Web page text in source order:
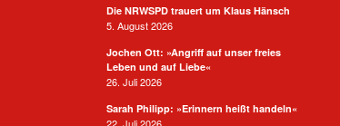
Die NRWSPD trauert um Klaus Hänsch
5. August 2026
Jochen Ott: »Angriff auf unser freies
Leben und auf Liebe«
26. Juli 2026
Sarah Philipp: »Erinnern heißt handeln«